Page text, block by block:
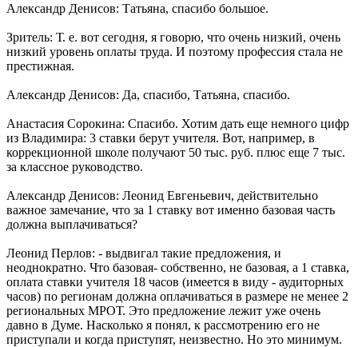
Александр Денисов: Татьяна, спасибо большое.
Зритель: Т. е. вот сегодня, я говорю, что очень низкий, очень
низкий уровень оплаты труда. И поэтому профессия стала не
престижная.
Александр Денисов: Да, спасибо, Татьяна, спасибо.
Анастасия Сорокина: Спасибо. Хотим дать еще немного цифр
из Владимира: 3 ставки берут учителя. Вот, например, в
коррекционной школе получают 50 тыс. руб. плюс еще 7 тыс.
за классное руководство.
Александр Денисов: Леонид Евгеньевич, действительно
важное замечание, что за 1 ставку вот именно базовая часть
должна выплачиваться?
Леонид Перлов: - выдвигал такие предложения, и
неоднократно. Что базовая- собственно, не базовая, а 1 ставка,
оплата ставки учителя 18 часов (имеется в виду - аудиторных
часов) по регионам должна оплачиваться в размере не менее 2
региональных МРОТ. Это предложение лежит уже очень
давно в Думе. Насколько я понял, к рассмотрению его не
приступали и когда приступят, неизвестно. Но это минимум.